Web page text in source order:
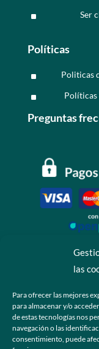
las
Para ofrecer las mejores
para almacenar y/o
de estas tecnologías nos
navegación o las
consentimiento, puede
^ Ser
Políticas
^ Politicas
^ Políticas
Preguntas
 +52 55
